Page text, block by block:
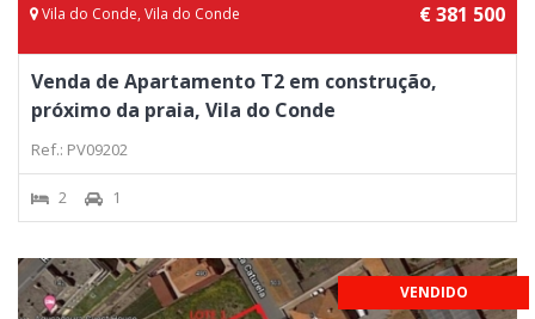
Vila do Conde, Vila do Conde € 381 500
Venda de Apartamento T2 em construção,
próximo da praia, Vila do Conde
Ref.: PV09202
2 1
VENDIDO